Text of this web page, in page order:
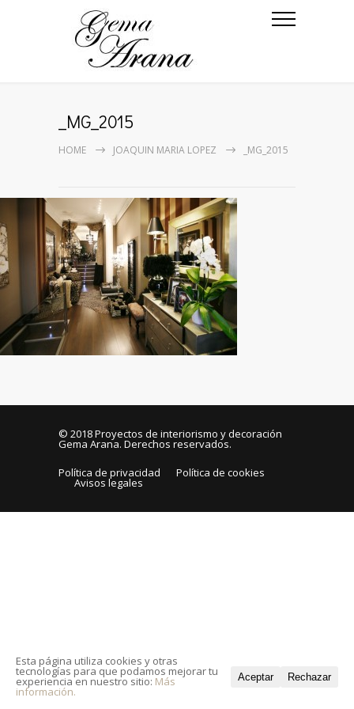
_MG_2015
HOME JOAQUIN MARIA LOPEZ _MG_2015
© 2018Proyectos de interiorismo y decoración
Gema Arana. Derechos reservados.
Política de privacidad
Política de cookies
Avisos legales
Esta página utiliza cookies y otras
tecnologías para que podamos mejorar tu
experiencia en nuestro sitio: Más
información.
Aceptar Rechazar